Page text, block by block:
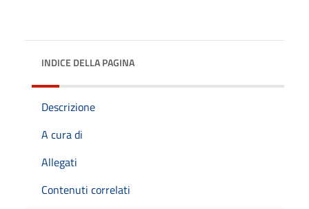
INDICE DELLA PAGINA
Descrizione
A cura di
Allegati
Contenuti correlati